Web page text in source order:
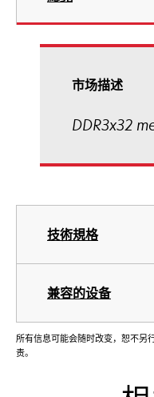
技術規格
兼容的设备
市场描述
DDR3x32
所有信息可能会随时改变，恕不另
责。